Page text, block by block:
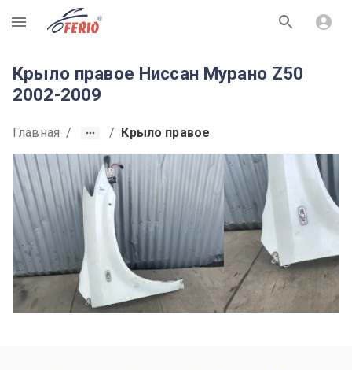
R
Крыло правое Ниссан Мурано Z50
2002-2009
Главная / / Крыло правое